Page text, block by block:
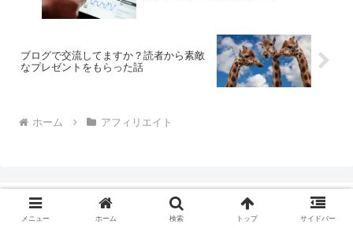
ブログで交流してますか？読者から素敵
なプレゼントをもらった話
ホーム アフィリエイト
メニュー ホーム 検索 トップ サイドバー